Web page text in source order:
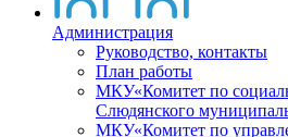
Администрация
Руководство, контакты
План работы
МКУ«Комитет по
Слюдянского
МКУ«Комитет по